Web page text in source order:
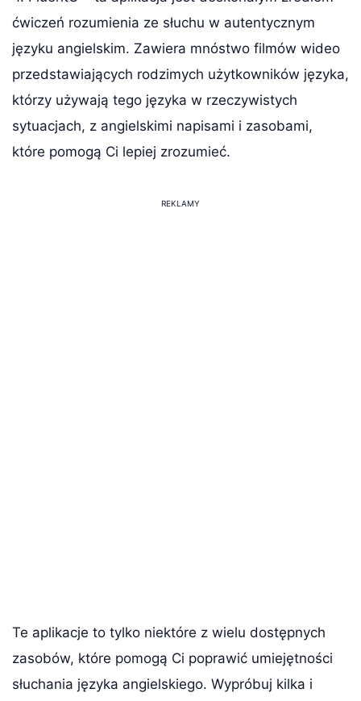
ćwiczeń rozumienia ze słuchu w autentycznym
języku angielskim. Zawiera mnóstwo filmów wideo
przedstawiających rodzimych użytkowników języka,
którzy używają tego języka w rzeczywistych
sytuacjach, z angielskimi napisami i zasobami,
które pomogą Ci lepiej zrozumieć.
REKLAMY
Te aplikacje to tylko niektóre z wielu dostępnych
zasobów, które pomogą Ci poprawić umiejętności
słuchania języka angielskiego. Wypróbuj kilka i